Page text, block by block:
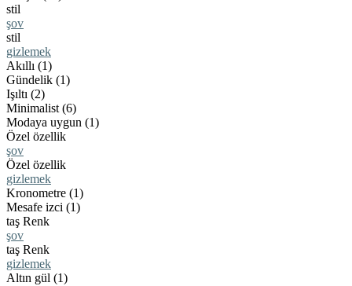
stil
şov
stil
gizlemek
Akıllı (1)
Gündelik (1)
Işıltı (2)
Minimalist (6)
Modaya uygun (1)
Özel özellik
şov
Özel özellik
gizlemek
Kronometre (1)
Mesafe izci (1)
taş Renk
şov
taş Renk
gizlemek
Altın gül (1)